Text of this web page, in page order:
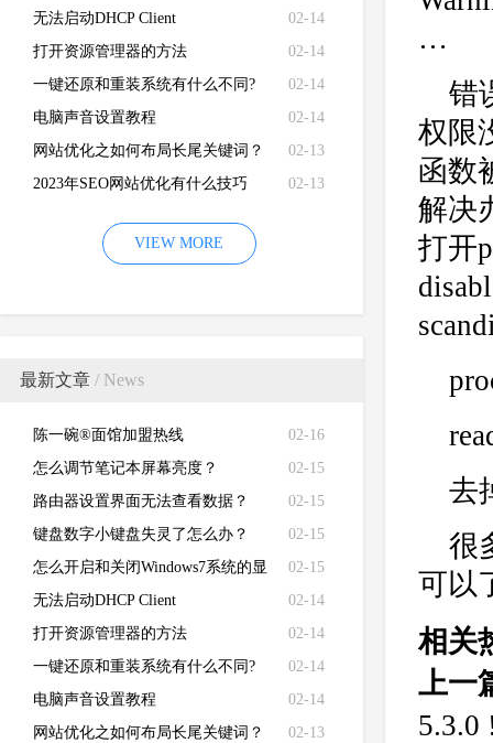
卡硬件加速功能
02-14
无法启动DHCP Client
02-14
打开资源管理器的方法
02-14
一键还原和重装系统有什么不同?
02-14
电脑声音设置教程
02-13
网站优化之如何布局长尾关键词？
02-13
2023年SEO网站优化有什么技巧
VIEW MORE
最新文章 / News
02-16
陈一碗®面馆加盟热线
02-15
怎么调节笔记本屏幕亮度？
02-15
路由器设置界面无法查看数据？
02-15
键盘数字小键盘失灵了怎么办？
02-15
怎么开启和关闭Windows7系统的显
卡硬件加速功能
02-14
无法启动DHCP Client
02-14
打开资源管理器的方法
02-14
一键还原和重装系统有什么不同?
02-14
电脑声音设置教程
02-13
网站优化之如何布局长尾关键词？
…
错
权限
函数
解决
打开
去
很
可以
相关
上一
5.3.0